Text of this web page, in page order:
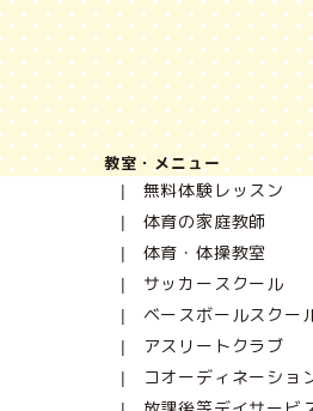
教室・メニュー
無料体験レッスン
体育の家庭教師
体育・体操教室
サッカースクール
ベースボールスクー
アスリートクラブ
コオーディネーショ